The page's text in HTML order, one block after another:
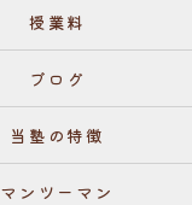
授業料
ブログ
当塾の特徴
マンツーマン